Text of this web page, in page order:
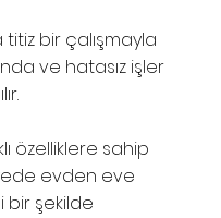
bir çalışmayla
ve hatasız işler
özelliklere sahip
evden eve
bir şekilde